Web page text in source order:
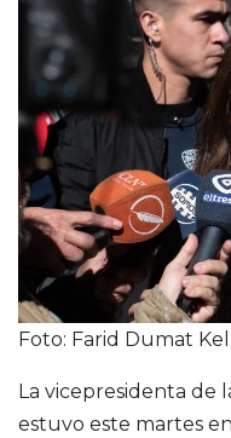
Foto: Farid Dumat
La vicepresidenta de
estuvo este martes